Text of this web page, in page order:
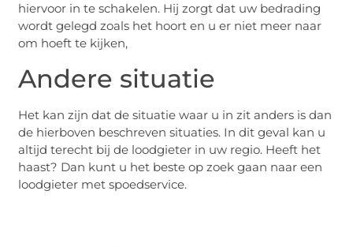
hiervoor in te schakelen. Hij zorgt dat uw bedrading
wordt gelegd zoals het hoort en u er niet meer naar
om hoeft te kijken,
Andere situatie
Het kan zijn dat de situatie waar u in zit anders is dan
de hierboven beschreven situaties. In dit geval kan u
altijd terecht bij de loodgieter in uw regio. Heeft het
haast? Dan kunt u het beste op zoek gaan naar een
loodgieter met spoedservice.